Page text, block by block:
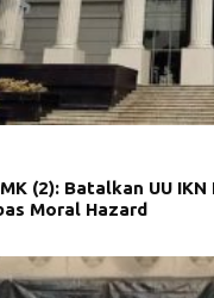
(2): Batalkan UU IKN
Moral Hazard